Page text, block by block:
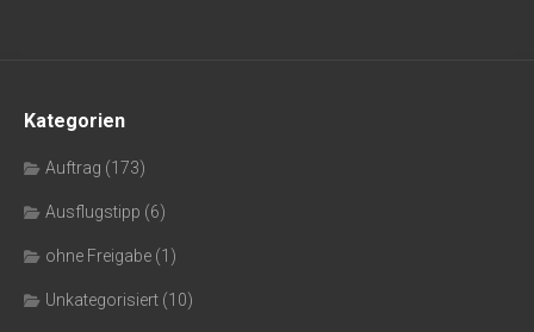
Kategorien
Auftrag (173)
Ausflugstipp (6)
ohne Freigabe (1)
Unkategorisiert (10)